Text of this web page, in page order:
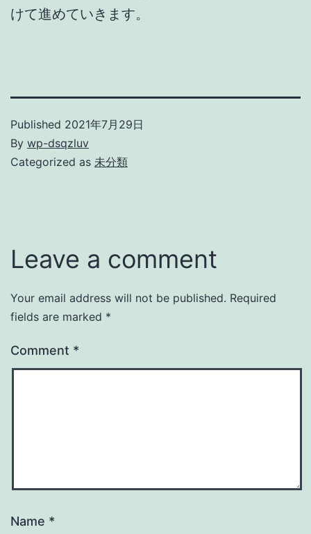
けて進めていきます。
Published 2021年7月29日
By wp-dsqzluv
Categorized as 未分類
Leave a comment
Your email address will not be published. Required
fields are marked *
Comment *
Name *